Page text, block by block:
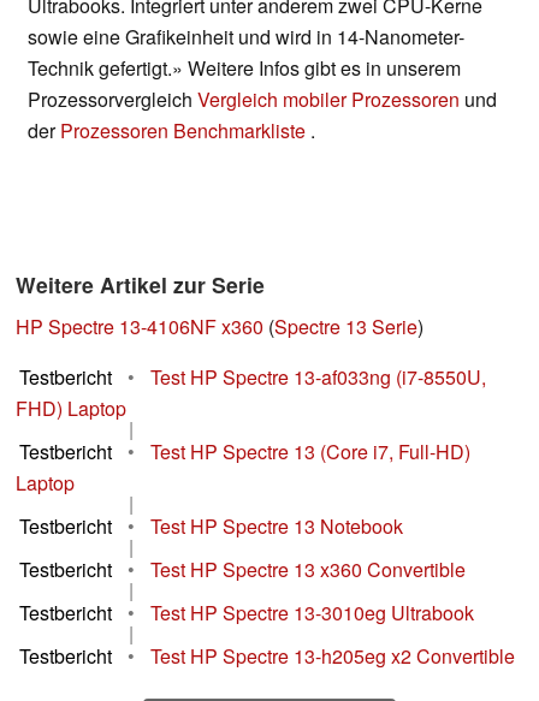
Ultrabooks. Integriert unter anderem zwei CPU-Kerne
sowie eine Grafikeinheit und wird in 14-Nanometer-
Technik gefertigt.» Weitere Infos gibt es in unserem
Prozessorvergleich Vergleich mobiler Prozessoren und
derProzessoren Benchmarkliste .
Weitere Artikel zur Serie
HP Spectre 13-4106NF x360 (Spectre 13 Serie)
Testbericht
•
Test HP Spectre 13-af033ng (i7-8550U,
FHD) Laptop
|
Testbericht
•
Test HP Spectre 13 (Core i7, Full-HD)
Laptop
|
Testbericht
• Test HP Spectre 13 Notebook
|
Testbericht
• Test HP Spectre 13 x360 Convertible
|
Testbericht
• Test HP Spectre 13-3010eg Ultrabook
|
Testbericht
• Test HP Spectre 13-h205eg x2 Convertible